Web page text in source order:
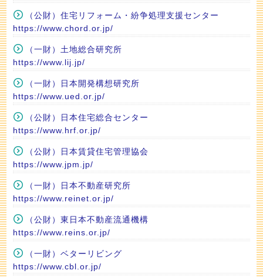
（公財）住宅リフォーム・紛争処理支援センター
https://www.chord.or.jp/
（一財）土地総合研究所
https://www.lij.jp/
（一財）日本開発構想研究所
https://www.ued.or.jp/
（公財）日本住宅総合センター
https://www.hrf.or.jp/
（公財）日本賃貸住宅管理協会
https://www.jpm.jp/
（一財）日本不動産研究所
https://www.reinet.or.jp/
（公財）東日本不動産流通機構
https://www.reins.or.jp/
（一財）ベターリビング
https://www.cbl.or.jp/